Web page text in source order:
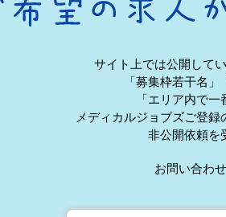
サイト上では公開して
「募集枠若干名
「エリア内で
メディカルジョブズご登
非公開依頼を
お問い合わ